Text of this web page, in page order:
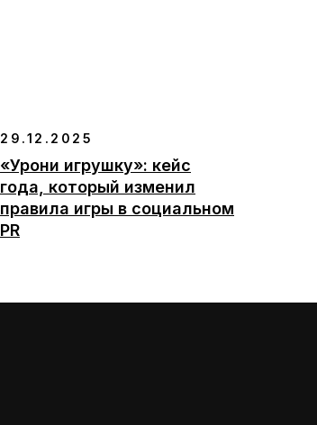
29.12.2025
«Урони игрушку»: кейс
года, который изменил
правила игры в социальном
PR